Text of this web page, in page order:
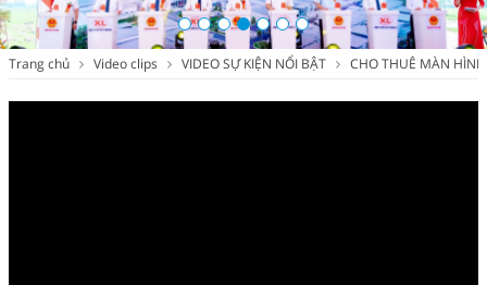
Trang chủ Video clips VIDEO SỰ KIỆN NỔI BẬT CHO THUÊ MÀN